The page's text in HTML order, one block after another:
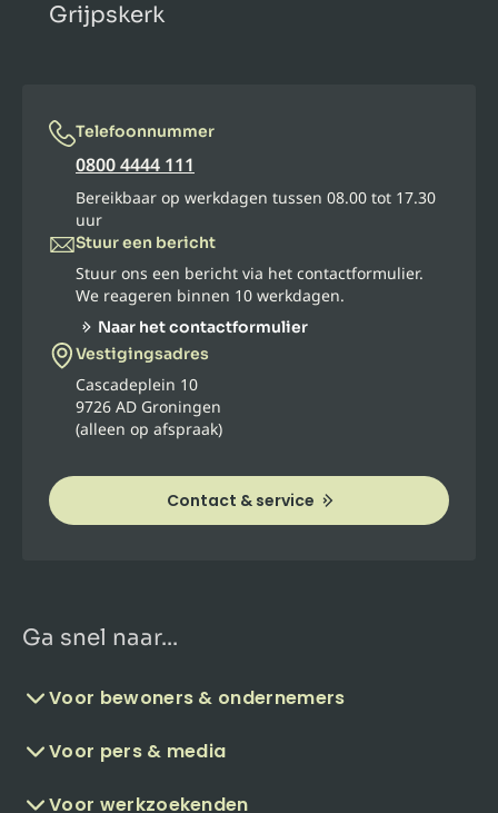
Grijpskerk
Telefoonnummer
0800 4444 111
Bereikbaar op werkdagen tussen 08.00 tot 17.30
uur
Stuur een bericht
Stuur ons een bericht via het contactformulier.
We reageren binnen 10 werkdagen.
Naar het contactformulier
Vestigingsadres
Cascadeplein 10
9726 AD Groningen
(alleen op afspraak)
Contact & service
Ga snel naar...
Voor bewoners & ondernemers
Voor pers & media
Voor werkzoekenden